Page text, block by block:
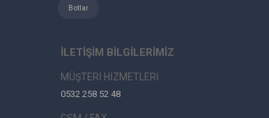
Botlar
İLETİŞİM BİLGİLERİMİZ
MÜŞTERİ HİZMETLERİ
0532 258 52 48